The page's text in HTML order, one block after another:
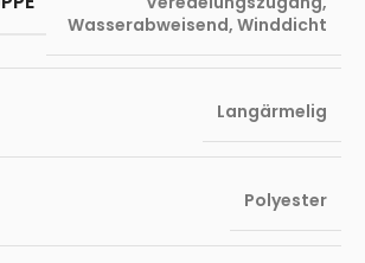
Wasserabweisend, Winddicht
Langärmelig
Polyester